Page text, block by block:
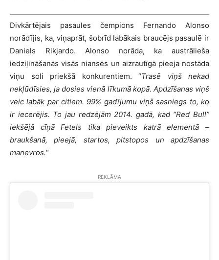
Divkārtējais pasaules čempions Fernando Alonso
norādījis, ka, viņaprāt, šobrīd labākais braucējs pasaulē ir
Daniels Rikjardo. Alonso norāda, ka austrālieša
iedziļināšanās visās niansēs un aizrautīgā pieeja nostāda
viņu soli priekšā konkurentiem. “Trasē viņš nekad
nekļūdīsies, ja dosies vienā līkumā kopā. Apdzīšanas viņš
veic labāk par citiem. 99% gadījumu viņš sasniegs to, ko
ir iecerējis. To jau redzējām 2014. gadā, kad “Red Bull”
iekšējā cīņā Fetels tika pieveikts katrā elementā –
braukšanā, pieejā, startos, pitstopos un apdzīšanas
manevros.“
REKLĀMA